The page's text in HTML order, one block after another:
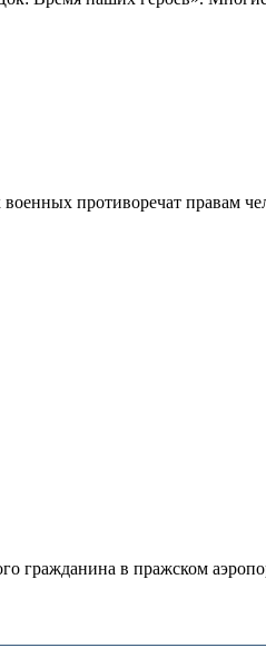
противоречат правам
гражданина в пражском